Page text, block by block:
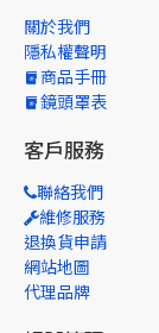
關於我們
隱私權聲明
商品手冊
鏡頭罩表
客戶服務
聯絡我們
維修服務
退換貨申請
網站地圖
代理品牌